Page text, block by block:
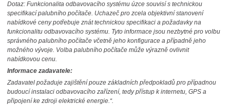
Dotaz: Funkcionalita odbavovacího systému úzce souvisí s technickou
specifikací palubního počítače. Uchazeč pro zcela objektivní stanovení
nabídkové ceny potřebuje znát technickou specifikaci a požadavky na
funkcionalitu odbavovacího systému. Tyto informace jsou nezbytné pro volbu
správného palubního počítače včetně jeho konfigurace a případně jeho
možného vývoje. Volba palubního počítače může výrazně ovlivnit
nabídkovou cenu.
Informace zadavatele:
Zadavatel požaduje zajištění pouze základních předpokladů pro případnou
budoucí instalaci odbavovacího zařízení, tedy přístup k internetu, GPS a
připojení ke zdroji elektrické energie.“.